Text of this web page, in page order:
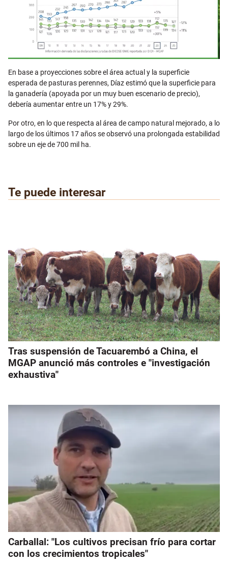
En base a proyecciones sobre el área actual y la superficie
esperada de pasturas perennes, Díaz estimó que la superficie para
la ganadería (apoyada por un muy buen escenario de precio),
debería aumentar entre un 17% y 29%.
Por otro, en lo que respecta al área de campo natural mejorado, a lo
largo de los últimos 17 años se observó una prolongada estabilidad
sobre un eje de 700 mil ha.
Te puede interesar
Tras suspensión de Tacuarembó a China, el
MGAP anunció más controles e "investigación
exhaustiva"
Carballal: "Los cultivos precisan frío para cortar
con los crecimientos tropicales"